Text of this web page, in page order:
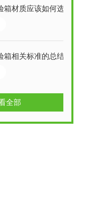
材质应该如何选择
箱相关标准的总结
全部